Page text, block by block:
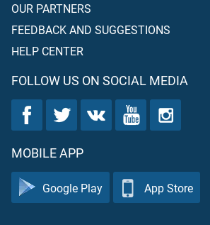
OUR PARTNERS
FEEDBACK AND SUGGESTIONS
HELP CENTER
FOLLOW US ON SOCIAL MEDIA
MOBILE APP
Google Play App Store